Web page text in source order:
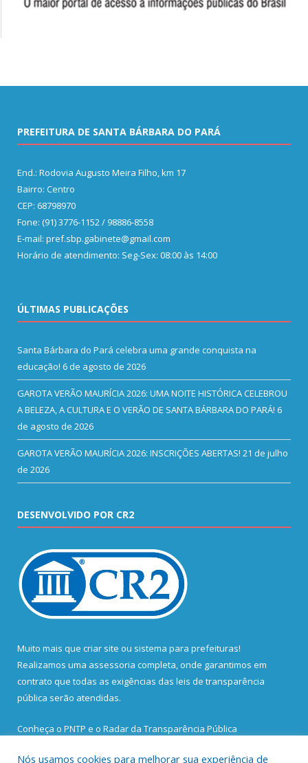
PREFEITURA DE SANTA BÁRBARA DO PARÁ
End.: Rodovia Augusto Meira Filho, km 17
Bairro: Centro
CEP: 68798970
Fone: (91) 3776-1152 / 98886-8558
E-mail: pref.sbp.gabinete@gmail.com
Horário de atendimento: Seg-Sex: 08:00 às 14:00
ÚLTIMAS PUBLICAÇÕES
Santa Bárbara do Pará celebra uma grande conquista na
educação! 6 de agosto de 2026
GAROTA VERÃO MAURÍCIA 2026: UMA NOITE HISTÓRICA CELEBROU
A BELEZA, A CULTURA E O VERÃO DE SANTA BÁRBARA DO PARÁ! 6
de agosto de 2026
GAROTA VERÃO MAURÍCIA 2026: INSCRIÇÕES ABERTAS! 21 de julho
de 2026
DESENVOLVIDO POR CR2
Muito mais que criar site ou sistema para prefeituras!
Realizamos uma assessoria completa, onde garantimos em
contrato que todas as exigências das leis de transparência
pública serão atendidas.
Conheça o PNTP e o Radar da Transparência Pública
Nós usamos cookies para melhorar sua experiência de